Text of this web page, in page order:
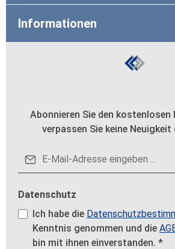
Informationen
Abonnieren Sie den kostenlosen
verpassen Sie keine
E-Mail-
Datenschutz
Ich habe die
Kenntnis genommen und die
bin mit ihnen einverstanden. *